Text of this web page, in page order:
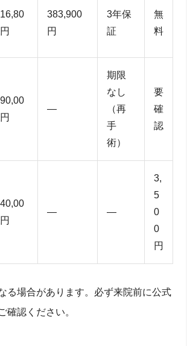
383,900
円
3年保
証
無
料
―
期限
なし
（再
手
術）
要
確
認
― ―
3,
5
0
0
円
る場合があります。必ず来院前に公式
確認ください。